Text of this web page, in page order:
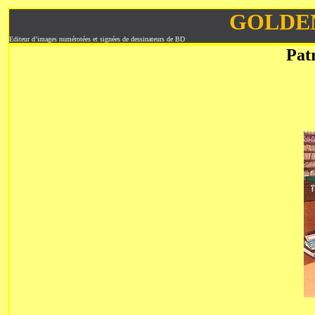
Editeur d’images numérotées et signées de dessinateurs de BD